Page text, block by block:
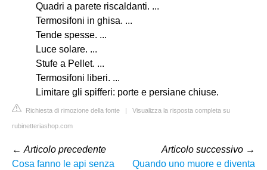
Quadri a parete riscaldanti. ...
Termosifoni in ghisa. ...
Tende spesse. ...
Luce solare. ...
Stufe a Pellet. ...
Termosifoni liberi. ...
Limitare gli spifferi: porte e persiane chiuse.
Richiesta di rimozione della fonte | Visualizza la risposta completa su
rubinetteriashop.com
← Articolo precedente
Cosa fanno le api senza
Articolo successivo →
Quando uno muore e diventa